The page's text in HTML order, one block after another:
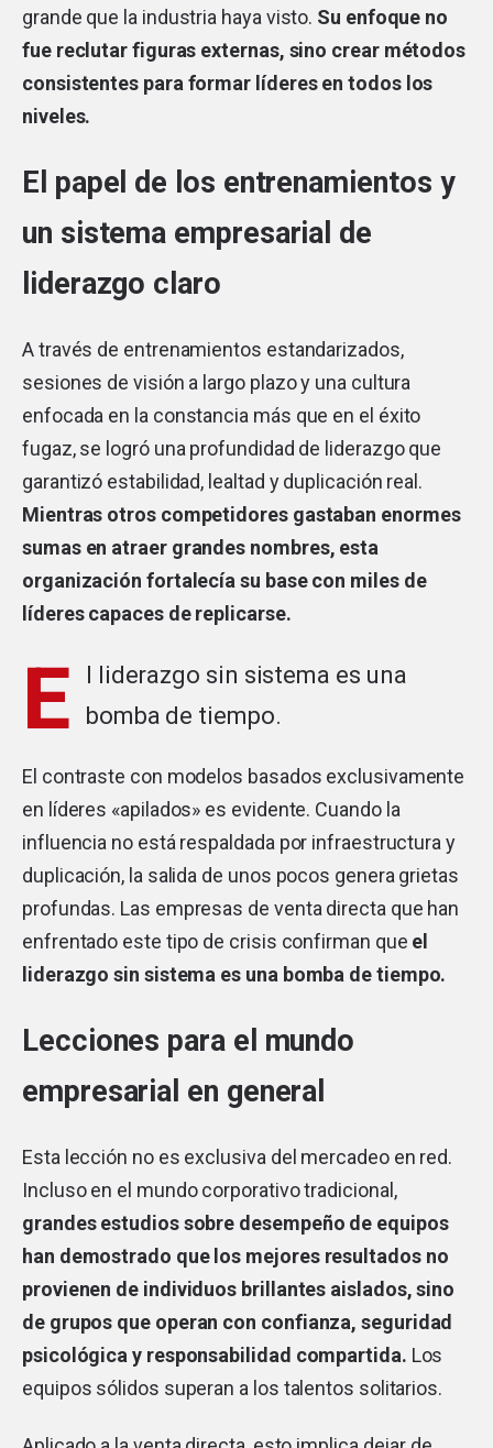
grande que la industria haya visto. Su enfoque no
fue reclutar figuras externas, sino crear métodos
consistentes para formar líderes en todos los
niveles.
El papel de los entrenamientos y
un sistema empresarial de
liderazgo claro
A través de entrenamientos estandarizados,
sesiones de visión a largo plazo y una cultura
enfocada en la constancia más que en el éxito
fugaz, se logró una profundidad de liderazgo que
garantizó estabilidad, lealtad y duplicación real.
Mientras otros competidores gastaban enormes
sumas en atraer grandes nombres, esta
organización fortalecía su base con miles de
líderes capaces de replicarse.
E
l liderazgo sin sistema es una
bomba de tiempo.
El contraste con modelos basados exclusivamente
en líderes «apilados» es evidente. Cuando la
influencia no está respaldada por infraestructura y
duplicación, la salida de unos pocos genera grietas
profundas. Las empresas de venta directa que han
enfrentado este tipo de crisis confirman que el
liderazgo sin sistema es una bomba de tiempo.
Lecciones para el mundo
empresarial en general
Esta lección no es exclusiva del mercadeo en red.
Incluso en el mundo corporativo tradicional,
grandes estudios sobre desempeño de equipos
han demostrado que los mejores resultados no
provienen de individuos brillantes aislados, sino
de grupos que operan con confianza, seguridad
psicológica y responsabilidad compartida. Los
equipos sólidos superan a los talentos solitarios.